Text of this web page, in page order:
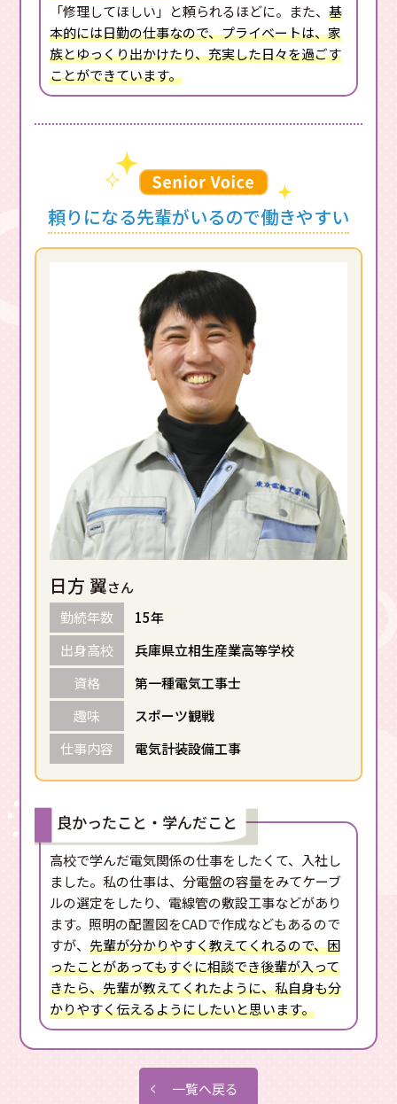
「修理してほしい」と頼られるほどに。また、基
本的には日勤の仕事なので、プライベートは、家
族とゆっくり出かけたり、充実した日々を過ごす
ことができています。
頼りになる先輩がいるので働きやすい
日方 翼さん
勤続年数
15年
出身高校
兵庫県立相生産業高等学校
資格
第一種電気工事士
趣味
スポーツ観戦
仕事内容
電気計装設備工事
良かったこと・学んだこと
高校で学んだ電気関係の仕事をしたくて、入社し
ました。私の仕事は、分電盤の容量をみてケーブ
ルの選定をしたり、電線管の敷設工事などがあり
ます。照明の配置図をCADで作成などもあるので
すが、先輩が分かりやすく教えてくれるので、困
ったことがあってもすぐに相談でき後輩が入って
きたら、先輩が教えてくれたように、私自身も分
かりやすく伝えるようにしたいと思います。
一覧へ戻る